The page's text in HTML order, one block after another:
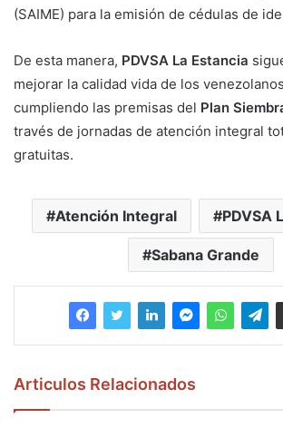
(SAIME) para la emisión de cédulas de
De esta manera, PDVSA La Estancia
mejorar la calidad vida de los
cumpliendo las premisas del Plan
través de jornadas de atención integral
gratuitas.
Atención Integral PDVSA
Sabana Grande
Articulos Relacionados